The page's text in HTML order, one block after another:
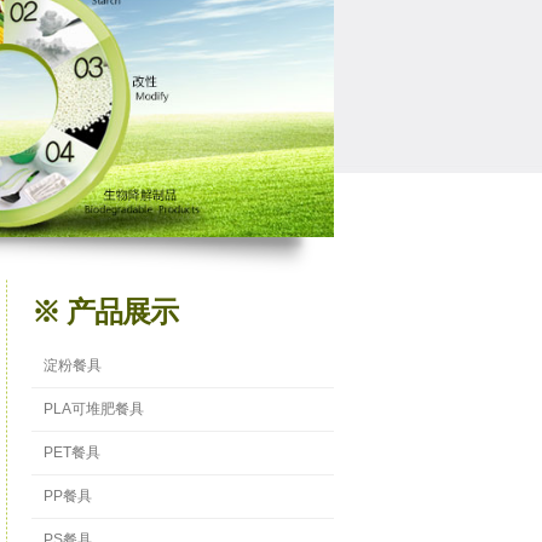
※ 产品展示
淀粉餐具
PLA可堆肥餐具
PET餐具
PP餐具